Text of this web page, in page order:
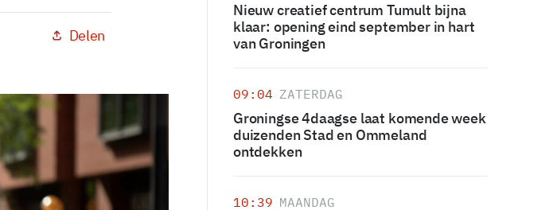
Delen
Nieuw creatief centrum Tumult bijna
klaar: opening eind september in hart
van Groningen
09:04 ZATERDAG
Groningse 4daagse laat komende week
duizenden Stad en Ommeland
ontdekken
10:39 MAANDAG